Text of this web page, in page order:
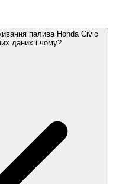
палива Honda Civic
даних і чому?